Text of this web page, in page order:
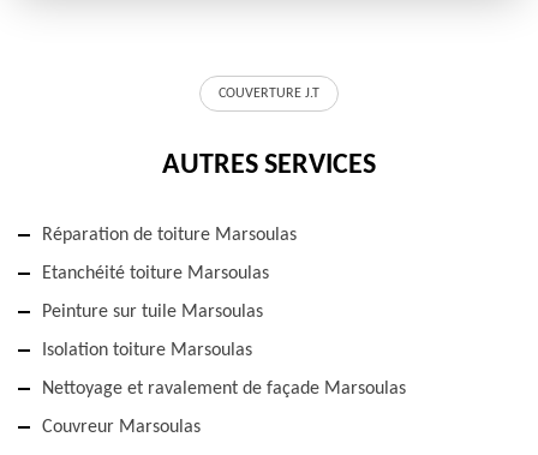
COUVERTURE J.T
AUTRES SERVICES
Réparation de toiture Marsoulas
Etanchéité toiture Marsoulas
Peinture sur tuile Marsoulas
Isolation toiture Marsoulas
Nettoyage et ravalement de façade Marsoulas
Couvreur Marsoulas